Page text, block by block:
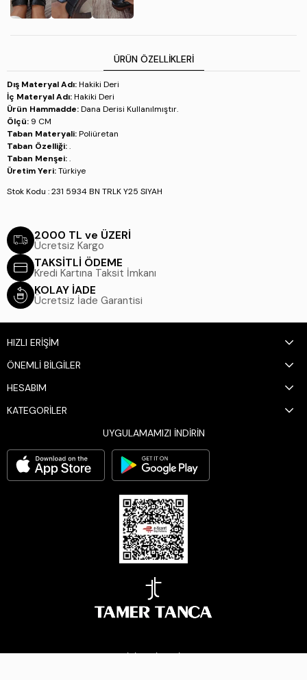
ÜRÜN ÖZELLIKLERI
Dış Materyal Adı:Hakiki Deri
İç Materyal Adı:Hakiki Deri
Ürün Hammadde:Dana Derisi Kullanılmıştır.
Ölçü: 9 CM
Taban Materyali:Poliüretan
Taban Özelliği:.
Taban Menşei:.
Üretim Yeri:Türkiye
Stok Kodu : 231 5934 BN TRLK Y25 SIYAH
2000 TL ve ÜZERİ
Ücretsiz Kargo
TAKSİTLİ ÖDEME
Kredi Kartına Taksit İmkanı
KOLAY İADE
Ücretsiz İade Garantisi
HIZLI ERİŞİM
ÖNEMLİ BİLGİLER
HESABIM
KATEGORİLER
UYGULAMAMIZI İNDİRİN
BİZİ TAKİP EDİN